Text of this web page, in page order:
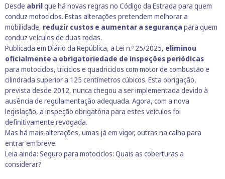
Desde abrilque há novas regras no Código da Estrada para quem
conduz motociclos. Estas alterações pretendem melhorar a
mobilidade, reduzir custos e aumentar a segurança para quem
conduz veículos de duas rodas.
Publicada em Diário da República, a Lei n.º 25/2025, eliminou
oficialmente a obrigatoriedade de inspeções periódicas
para motociclos, triciclos e quadriciclos com motor de combustão e
cilindrada superior a 125 centímetros cúbicos. Esta obrigação,
prevista desde 2012, nunca chegou a ser implementada devido à
ausência de regulamentação adequada. Agora, com a nova
legislação, a inspeção obrigatória para estes veículos foi
definitivamente revogada.
Mas há mais alterações, umas já em vigor, outras na calha para
entrar em breve.
Leia ainda: Seguro para motociclos: Quais as coberturas a
considerar?